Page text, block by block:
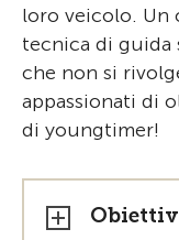
loro veicolo. Un
tecnica di guida
che non si
appassionati di
di youngtimer!